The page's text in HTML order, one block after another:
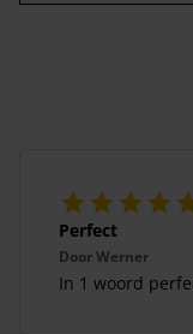
Perfect
DoorWerner
In 1 woord